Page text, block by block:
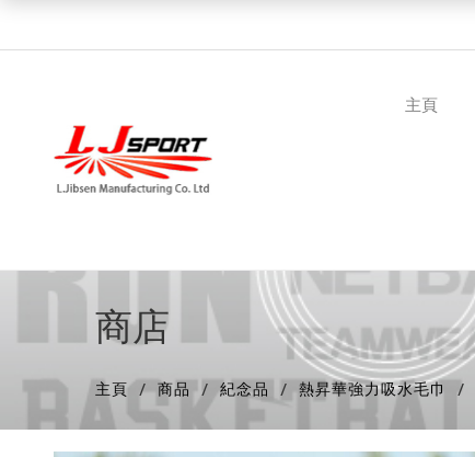
主頁
商店
主頁 商品 紀念品 熱昇華強力吸水毛巾